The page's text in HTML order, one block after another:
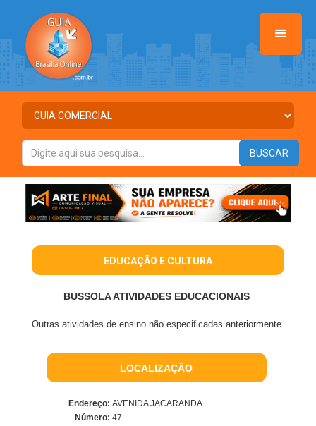
EDUCAÇÃO E CULTURA
BUSSOLA ATIVIDADES EDUCACIONAIS
Outras atividades de ensino não especificadas anteriormente
LOCALIZAÇÃO
Endereço: AVENIDA JACARANDA
Número: 47